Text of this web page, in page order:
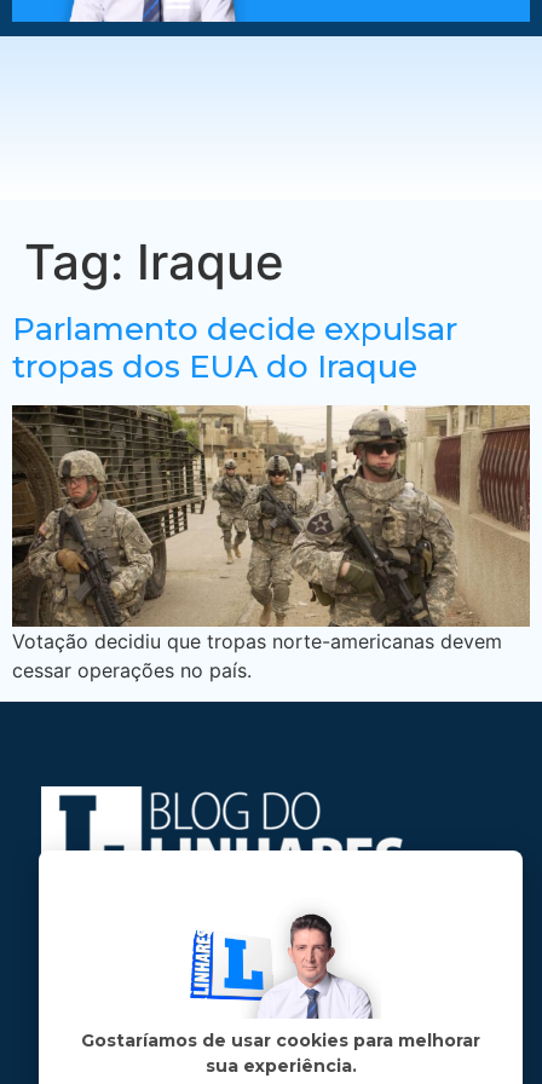
Tag: Iraque
Parlamento decide expulsar
tropas dos EUA do Iraque
Votação decidiu que tropas norte-americanas devem
cessar operações no país.
Jose Linhares Jr é maranhense.
Formado em Jornalismo, estudou filosofia
e tem pós-graduações em ciência política
e marketing político.
Gostaríamos de usar cookies para melhorar
sua experiência.